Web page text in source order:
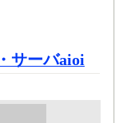
サーバaioi